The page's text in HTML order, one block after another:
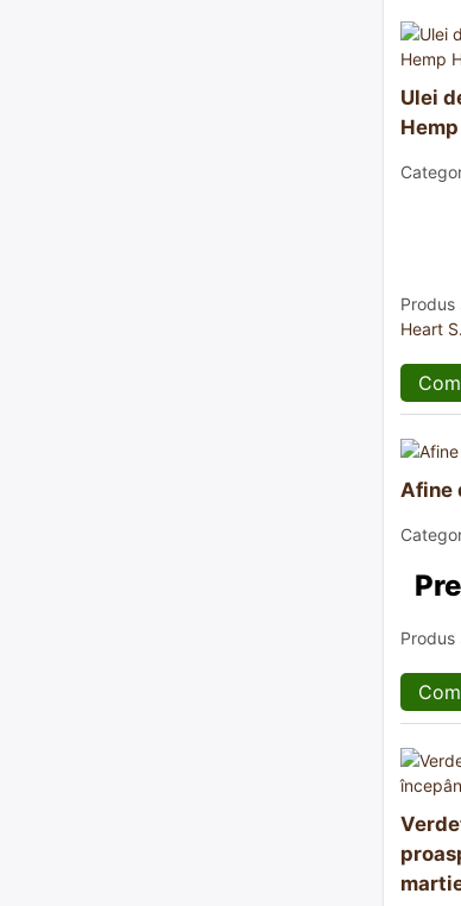
Ulei
Produs
Heart
Afine
Produs